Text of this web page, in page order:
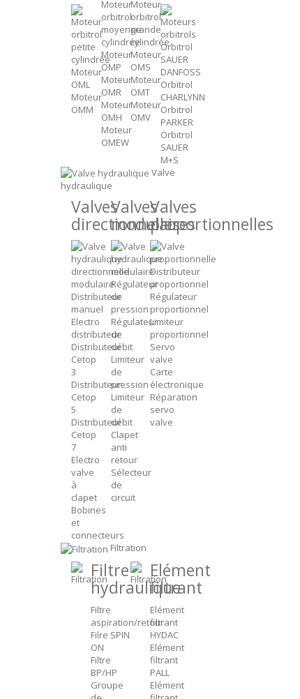
Moteur
OML
Moteur
OMM
Moteur
OMP
Moteur
OMR
Moteur
OMH
Moteur
OMEW
Moteur
OMS
Moteur
OMT
Moteur
OMV
Orbitrol
SAUER
DANFOSS
Orbitrol
CHARLYNN
Orbitrol
PARKER
Orbitrol
SAUER
M+S
Valve
hydraulique
Valves
directionnelles
Distributeur
manuel
Electro
distributeur
Distributeur
Cetop
3
Distributeur
Cetop
5
Distributeur
Cetop
7
Electro
valve
à
clapet
Bobines
et
connecteurs
Valves
modulaires
Régulateur
de
pression
Régulateur
de
débit
Limiteur
de
pression
Limiteur
de
débit
Clapet
anti
retour
Sélecteur
de
circuit
Valves
proportionnelles
Distributeur
proportionnel
Régulateur
proportionnel
Limiteur
proportionnel
Servo
valve
Carte
électronique
Réparation
servo
valve
Filtration
Filtre
hydraulique
Filtre
aspiration/retour
Filre SPIN
ON
Filtre
BP/HP
Groupe
Elément
filtrant
Elément
filtrant
HYDAC
Elément
filtrant
PALL
Elément